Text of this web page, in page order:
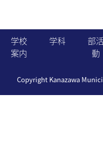
学校
案内
学科
部
動
Copyright Kanazawa